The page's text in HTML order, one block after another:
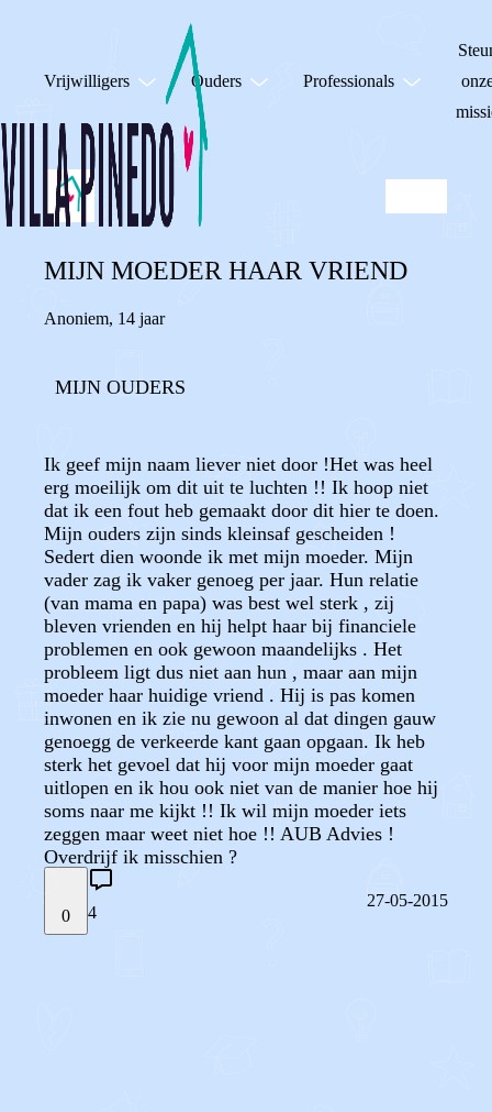
Vrijwilligers Ouders Professionals
MIJN MOEDER HAAR VRIEND
Anoniem, 14 jaar
MIJN OUDERS
Ik geef mijn naam liever niet door !Het was heel
erg moeilijk om dit uit te luchten !! Ik hoop niet
dat ik een fout heb gemaakt door dit hier te doen.
Mijn ouders zijn sinds kleinsaf gescheiden !
Sedert dien woonde ik met mijn moeder. Mijn
vader zag ik vaker genoeg per jaar. Hun relatie
(van mama en papa) was best wel sterk , zij
bleven vrienden en hij helpt haar bij financiele
problemen en ook gewoon maandelijks . Het
probleem ligt dus niet aan hun , maar aan mijn
moeder haar huidige vriend . Hij is pas komen
inwonen en ik zie nu gewoon al dat dingen gauw
genoegg de verkeerde kant gaan opgaan. Ik heb
sterk het gevoel dat hij voor mijn moeder gaat
uitlopen en ik hou ook niet van de manier hoe hij
soms naar me kijkt !! Ik wil mijn moeder iets
zeggen maar weet niet hoe !! AUB Advies !
Overdrijf ik misschien ?
0 4
27-05-2015